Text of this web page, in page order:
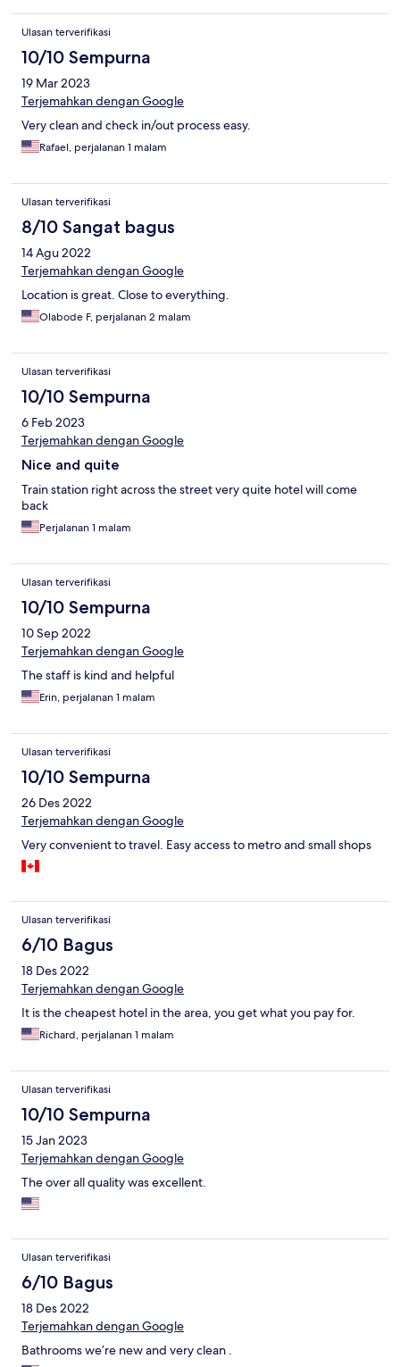
Ulasan terverifikasi
10/10 Sempurna
19 Mar 2023
Terjemahkan dengan Google
Very clean and check in/out process easy.
Rafael, perjalanan 1 malam
Ulasan terverifikasi
8/10 Sangat bagus
14 Agu 2022
Terjemahkan dengan Google
Location is great. Close to everything.
Olabode F, perjalanan 2 malam
Ulasan terverifikasi
10/10 Sempurna
6 Feb 2023
Terjemahkan dengan Google
Nice and quite
Train station right across the street very quite hotel will come
back
Perjalanan 1 malam
Ulasan terverifikasi
10/10 Sempurna
10 Sep 2022
Terjemahkan dengan Google
The staff is kind and helpful
Erin, perjalanan 1 malam
Ulasan terverifikasi
10/10 Sempurna
26 Des 2022
Terjemahkan dengan Google
Very convenient to travel. Easy access to metro and small shops
Ulasan terverifikasi
6/10 Bagus
18 Des 2022
Terjemahkan dengan Google
It is the cheapest hotel in the area, you get what you pay for.
Richard, perjalanan 1 malam
Ulasan terverifikasi
10/10 Sempurna
15 Jan 2023
Terjemahkan dengan Google
The over all quality was excellent.
Ulasan terverifikasi
6/10 Bagus
18 Des 2022
Terjemahkan dengan Google
Bathrooms we’re new and very clean .